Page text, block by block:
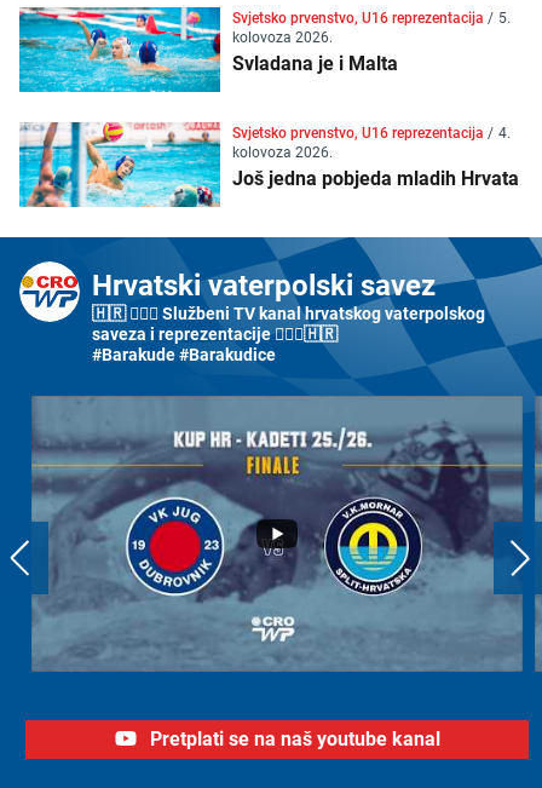
Svjetsko prvenstvo, U16 reprezentacija / 5.
kolovoza 2026.
Svladana je i Malta
Svjetsko prvenstvo, U16 reprezentacija / 4.
kolovoza 2026.
Još jedna pobjeda mladih Hrvata
Hrvatski vaterpolski savez
🇭🇷 🤽🏼‍♂️ Službeni TV kanal hrvatskog vaterpolskog
saveza i reprezentacije 🤽🏼‍♀️🇭🇷
#Barakude #Barakudice
Pretplati se na naš youtube kanal